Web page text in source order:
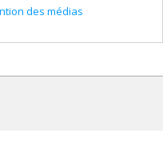
des médias